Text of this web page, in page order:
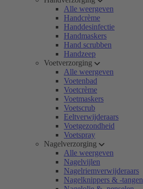
Alle weergeven
Handcrème
Handdesinfectie
Handmaskers
Hand scrubben
Handzeep
Voetverzorging
Alle weergeven
Voetenbad
Voetcrème
Voetmaskers
Voetscrub
Eeltverwijderaars
Voetgezondheid
Voetspray
Nagelverzorging
Alle weergeven
Nagelvijlen
Nagelriemverwijderaars
Nagelknippers & -tangen